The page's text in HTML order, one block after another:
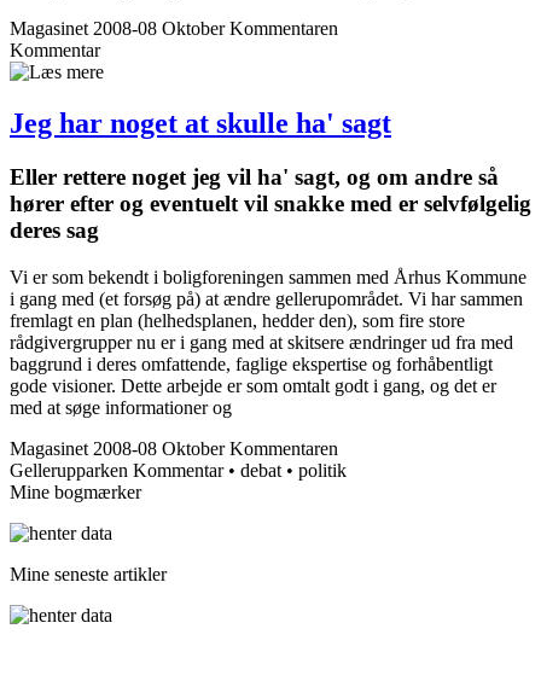
Magasinet 2008-08 Oktober Kommentaren
Kommentar
Jeg har noget at skulle ha' sagt
Eller rettere noget jeg vil ha' sagt, og om andre så
hører efter og eventuelt vil snakke med er selvfølgelig
deres sag
Vi er som bekendt i boligforeningen sammen med Århus Kommune
i gang med (et forsøg på) at ændre gellerupområdet. Vi har sammen
fremlagt en plan (helhedsplanen, hedder den), som fire store
rådgivergrupper nu er i gang med at skitsere ændringer ud fra med
baggrund i deres omfattende, faglige ekspertise og forhåbentligt
gode visioner. Dette arbejde er som omtalt godt i gang, og det er
med at søge informationer og
Magasinet 2008-08 Oktober Kommentaren
Gellerupparken Kommentar • debat • politik
Mine bogmærker
Mine seneste artikler